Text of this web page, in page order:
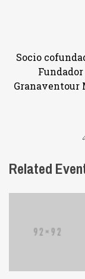
Socio
Granaventour
Related